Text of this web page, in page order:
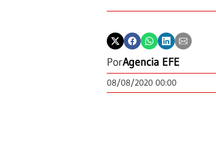
PorAgencia EFE
08/08/2020 00:00